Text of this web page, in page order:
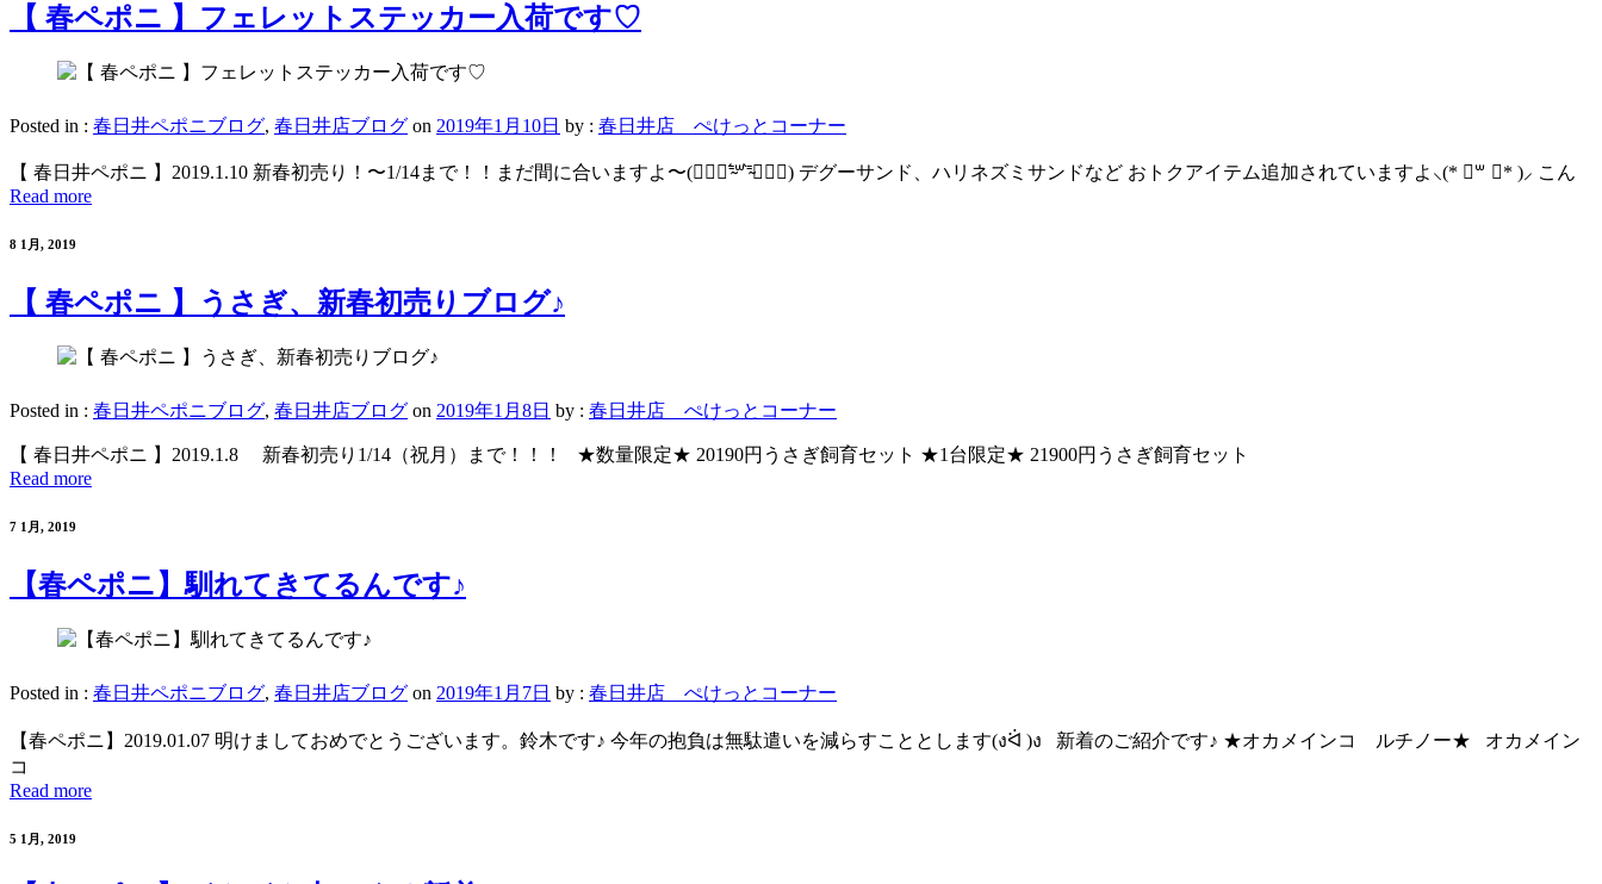
【 春ペポニ 】フェレットステッカー入荷です♡
Posted in : 春日井ペポニブログ, 春日井店ブログ on 2019年1月10日 by : 春日井店 ぺけっとコーナー
【 春日井ペポニ 】2019.1.10 新春初売り！〜1/14まで！！まだ間に合いますよ〜(๑⃙⃘⁼̴́꒳⁼̴̀๑⃙⃘) デグーサンド、ハリネズミサンドなど おトクアイテム追加されていますよ⸜(* ॑꒳ ॑* )⸝ こん
Read more
8 1月, 2019
【 春ペポニ 】うさぎ、新春初売りブログ♪
Posted in : 春日井ペポニブログ, 春日井店ブログ on 2019年1月8日 by : 春日井店 ぺけっとコーナー
【 春日井ペポニ 】2019.1.8 新春初売り1/14（祝月）まで！！！ ★数量限定★ 20190円うさぎ飼育セット ★1台限定★ 21900円うさぎ飼育セット
Read more
7 1月, 2019
【春ペポニ】馴れてきてるんです♪
Posted in : 春日井ペポニブログ, 春日井店ブログ on 2019年1月7日 by : 春日井店 ぺけっとコーナー
【春ペポニ】2019.01.07 明けましておめでとうございます。鈴木です♪ 今年の抱負は無駄遣いを減らすこととします(งᐛ )ง 新着のご紹介です♪ ★オカメインコ ルチノー★ オカメイン
コ
Read more
5 1月, 2019